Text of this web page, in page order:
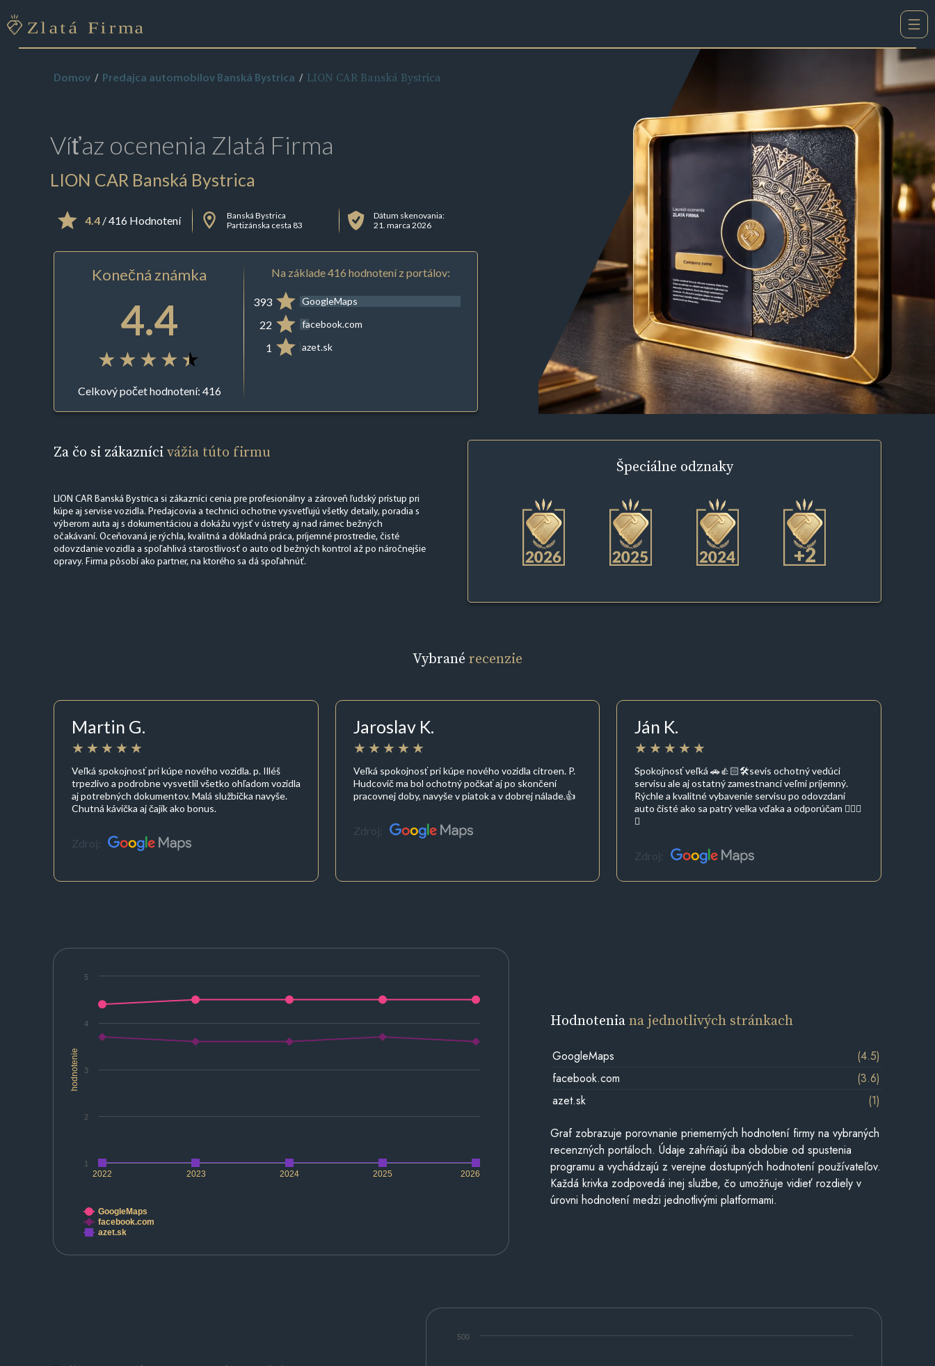
Domov Predajca automobilov Banská Bystrica LION CAR Banská Bystrica
Víťaz ocenenia Zlatá Firma
LION CAR Banská Bystrica
4.4/ 416 Hodnotení
Banská Bystrica
Partizánska cesta 83
Dátum skenovania:
21. marca 2026
Konečná známka
4.4
Celkový počet hodnotení: 416
Na základe 416 hodnotení z portálov:
393 GoogleMaps
22 facebook.com
1 azet.sk
Za čo si zákaznícivážia túto firmu
LION CAR Banská Bystrica si zákazníci cenia pre profesionálny a zároveň ľudský prístup pri
kúpe aj servise vozidla. Predajcovia a technici ochotne vysvetľujú všetky detaily, poradia s
výberom auta aj s dokumentáciou a dokážu vyjsť v ústrety aj nad rámec bežných
očakávaní. Oceňovaná je rýchla, kvalitná a dôkladná práca, príjemné prostredie, čisté
odovzdanie vozidla a spoľahlivá starostlivosť o auto od bežných kontrol až po náročnejšie
opravy. Firma pôsobí ako partner, na ktorého sa dá spoľahnúť.
Špeciálne odznaky
+2
Vybrané recenzie
Martin G.
Veľká spokojnosť pri kúpe nového vozidla. p. Illéš
trpezlivo a podrobne vysvetlil všetko ohľadom vozidla
aj potrebných dokumentov. Malá službička navyše.
Chutná kávička aj čajík ako bonus.
Zdroj:
Jaroslav K.
Veľká spokojnosť pri kúpe nového vozidla citroen. P.
Hudcovič ma bol ochotný počkať aj po skončení
pracovnej doby, navyše v piatok a v dobrej nálade.👍
Zdroj:
Ján K.
Spokojnosť veľká 🚗👍🏻🛠sevis ochotný vedúci
servisu ale aj ostatný zamestnanci veľmi príjemný.
Rýchle a kvalitné vybavenie servisu po odovzdaní
auto čisté ako sa patrý velka vďaka a odporúčam 👍🏻🚗
💶
Zdroj:
hodnotenie
2022 2023 2024 2025 2026
1
2
3
4
5
GoogleMaps
facebook.com
azet.sk
Hodnoteniana jednotlivých stránkach
GoogleMaps
(4.5)
facebook.com
(3.6)
azet.sk
(1)
Graf zobrazuje porovnanie priemerných hodnotení firmy na vybraných
recenzných portáloch. Údaje zahŕňajú iba obdobie od spustenia
programu a vychádzajú z verejne dostupných hodnotení používateľov.
Každá krivka zodpovedá inej službe, čo umožňuje vidieť rozdiely v
úrovni hodnotení medzi jednotlivými platformami.
500